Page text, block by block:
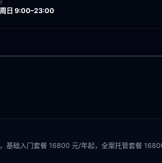
日 9:00–23:00
基础入门套餐 16800 元/年起，全案托管套餐